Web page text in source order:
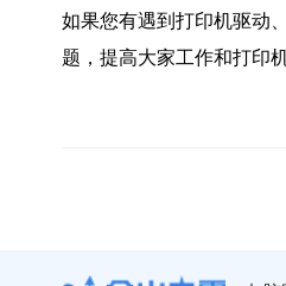
如果您有遇到打印机驱动
题，提高大家工作和打印